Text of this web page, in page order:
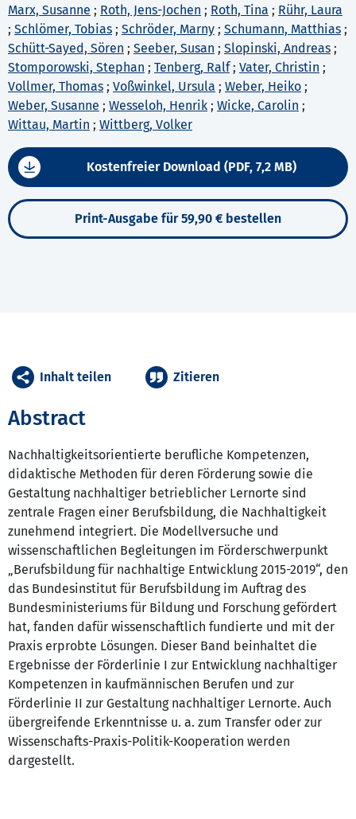
Marx, Susanne ; Roth, Jens-Jochen ; Roth, Tina ; Rühr, Laura
; Schlömer, Tobias ; Schröder, Marny ; Schumann, Matthias ;
Schütt-Sayed, Sören ; Seeber, Susan ; Slopinski, Andreas ;
Stomporowski, Stephan ; Tenberg, Ralf; Vater, Christin ;
Vollmer, Thomas ; Voßwinkel, Ursula ; Weber, Heiko ;
Weber, Susanne ; Wesseloh, Henrik ; Wicke, Carolin ;
Wittau, Martin ; Wittberg, Volker
Kostenfreier Download (PDF, 7,2 MB)
Print-Ausgabe für 59,90 € bestellen
Abstract
Nachhaltigkeitsorientierte berufliche Kompetenzen,
didaktische Methoden für deren Förderung sowie die
Gestaltung nachhaltiger betrieblicher Lernorte sind
zentrale Fragen einer Berufsbildung, die Nachhaltigkeit
zunehmend integriert. Die Modellversuche und
wissenschaftlichen Begleitungen im Förderschwerpunkt
„Berufsbildung für nachhaltige Entwicklung 2015-2019“, den
das Bundesinstitut für Berufsbildung im Auftrag des
Bundesministeriums für Bildung und Forschung gefördert
hat, fanden dafür wissenschaftlich fundierte und mit der
Praxis erprobte Lösungen. Dieser Band beinhaltet die
Ergebnisse der Förderlinie I zur Entwicklung nachhaltiger
Kompetenzen in kaufmännischen Berufen und zur
Förderlinie II zur Gestaltung nachhaltiger Lernorte. Auch
übergreifende Erkenntnisse u. a. zum Transfer oder zur
Wissenschafts-Praxis-Politik-Kooperation werden
dargestellt.
Inhalt teilen Zitieren